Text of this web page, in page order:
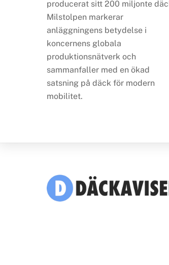
producerat sitt 200 miljonte
Milstolpen markerar
anläggningens betydelse i
koncernens globala
produktionsnätverk och
sammanfaller med en ökad
satsning på däck för modern
mobilitet.